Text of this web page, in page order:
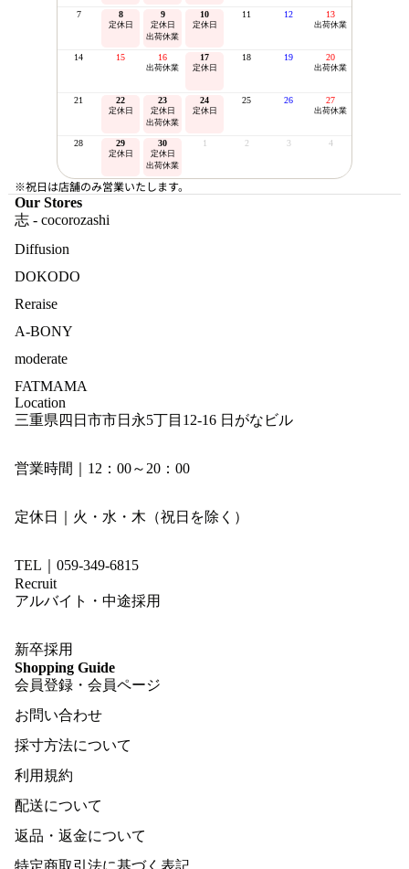
7 8
定休日
9
定休日
出荷休業
10
定休日
11 12 13
出荷休業
14 15 16
出荷休業
17
定休日
18 19 20
出荷休業
21 22
定休日
23
定休日
出荷休業
24
定休日
25 26 27
出荷休業
28 29
定休日
30
定休日
出荷休業
1 2 3 4
※祝日は店舗のみ営業いたします。
Our Stores
志 - cocorozashi
Diffusion
DOKODO
Reraise
A-BONY
moderate
FATMAMA
Location
三重県四日市市日永5丁目12-16 日がなビル
営業時間｜12：00～20：00
定休日｜火・水・木（祝日を除く）
TEL｜059-349-6815
Recruit
アルバイト・中途採用
新卒採用
Shopping Guide
会員登録・会員ページ
お問い合わせ
採寸方法について
利用規約
配送について
返品・返金について